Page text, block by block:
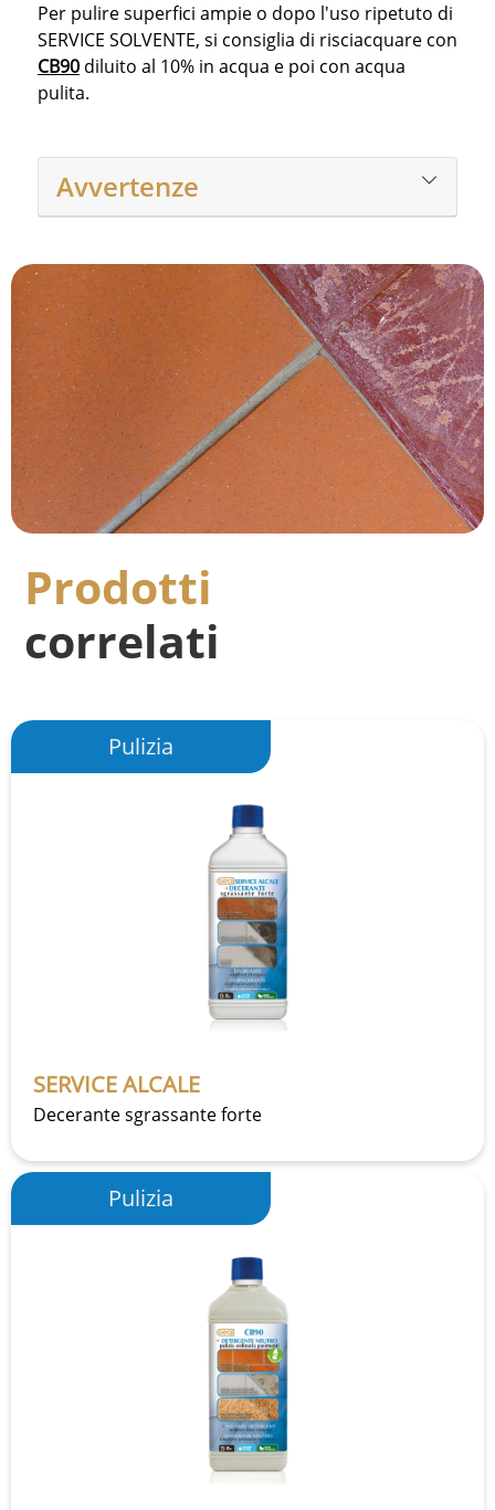
Per pulire superfici ampie o dopo l'uso ripetuto di
SERVICE SOLVENTE, si consiglia di risciacquare con
CB90 diluito al 10% in acqua e poi con acqua
pulita.
Avvertenze
Prodotti
correlati
Pulizia
SERVICE ALCALE
Decerante sgrassante forte
Pulizia